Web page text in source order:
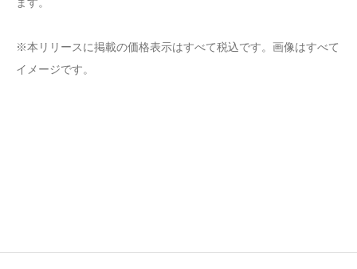
ます。
※本リリースに掲載の価格表示はすべて税込です。画像はすべて
イメージです。